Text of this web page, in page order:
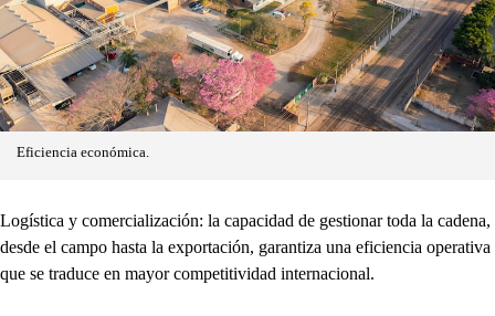
Eficiencia económica.
Logística y comercialización: la capacidad de gestionar toda la cadena,
desde el campo hasta la exportación, garantiza una eficiencia operativa
que se traduce en mayor competitividad internacional.